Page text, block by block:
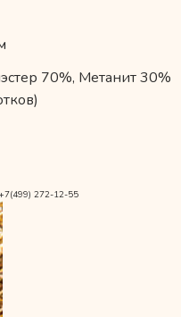
70%, Метанит 30%
272-12-55